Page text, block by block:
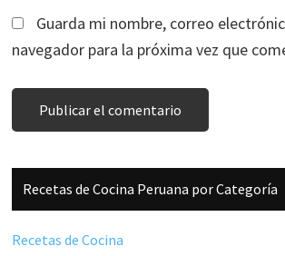
Guarda mi nombre, correo
navegador para la próxima vez que
Barra
lateral
principal
Recetas de Cocina Peruana por Categoría
Recetas de Cocina